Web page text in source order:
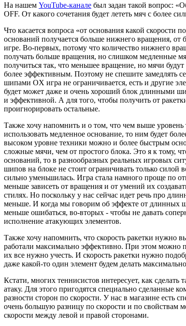
На нашем YouTube-канале был задан такой вопрос:
OFF. От какого сочетания будет лететь мяч с более
Что касается вопроса «от основания какой
оснований получается больше нижнего вращения, от
игре. Во-первых, потому что количество нижнего
получать больше вращения, но слишком медленные
получиться так, что меньшее вращение, но мячи
более эффективным. Поэтому не спешите замедлять
шипами OX игра не ограничивается, есть и другие
будет может даже и очень хороший блок длинными
и эффективной. А для того, чтобы получить от
проигнорировать остальные.
Также хочу напомнить и о том, что чем выше уровень
использовать медленное основание, то ним будет
высоком уровне техники можно и более быстрым
сложные мячи, чем от простого блока. Это я к тому,
оснований, то в разнообразных реальных игровых
шипов на блоке не стоит ограничивать только силой
сильно уменьшилась. Игра стала намного проще по
меньше зависеть от вращения и от умений их
стилях. Но поскольку у нас сейчас идет речь про
меньше. И когда мы говорим об эффекте от длинных
меньше ошибаться, во-вторых - чтобы не давать
исполнение атакующих элементов.
Также хочу напомнить, что скорость ракетки нужно
работали максимально эффективно. При этом можно
их все нужно учесть. И скорость ракетки нужно
даже какой-то один элемент будем делать
Кстати, многих теннисистов интересует, как
атаку. Для этого пригодятся специально сделанные
разности сторон по скорости. У нас в магазине
очень большую разницу по скорости и по свойствам
скорости между левой и правой сторонами.